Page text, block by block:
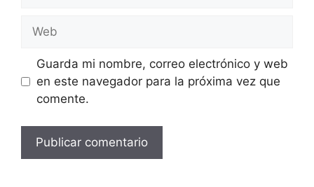
Web
Guarda mi nombre, correo electrónico y web
en este navegador para la próxima vez que
comente.